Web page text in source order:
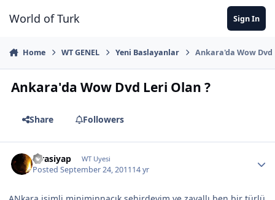
World of Turk Sign In
Home WT GENEL Yeni Baslayanlar Ankara'da Wow Dvd
Ankara'da Wow Dvd Leri Olan ?
Share Followers
Efrasiyap WT Uyesi
PostedSeptember 24, 201114 yr